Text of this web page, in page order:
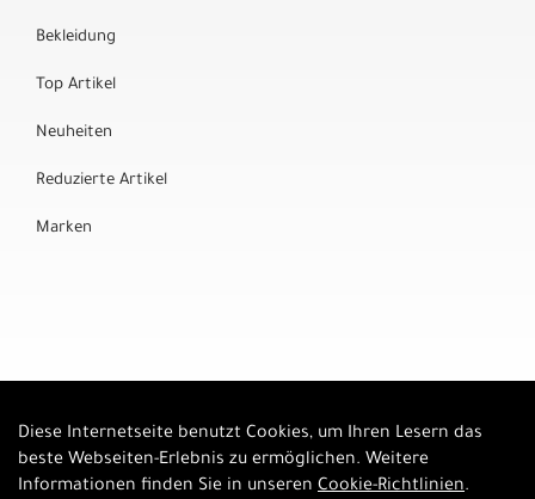
Bekleidung
Top Artikel
Neuheiten
Reduzierte Artikel
Marken
Diese Internetseite benutzt Cookies, um Ihren Lesern das
beste Webseiten-Erlebnis zu ermöglichen. Weitere
Informationen finden Sie in unseren Cookie-Richtlinien.
Auftrag widerrufen